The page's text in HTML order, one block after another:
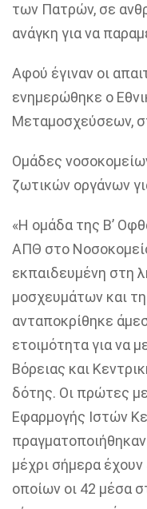
των Πατρών, σε
ανάγκη για να
Αφού έγιναν οι
ενημερώθηκε ο
Μεταμοσχεύσεων,
Ομάδες
ζωτικών οργάνων
«Η ομάδα της Β’
ΑΠΘ στο
εκπαιδευμένη στη
μοσχευμάτων και
ανταποκρίθηκε
ετοιμότητα για να
Βόρειας και
δότης. Οι πρώτες
Εφαρμογής Ιστών
πραγματοποιήθηκαν
μέχρι σήμερα
οποίων οι 42 μέσα